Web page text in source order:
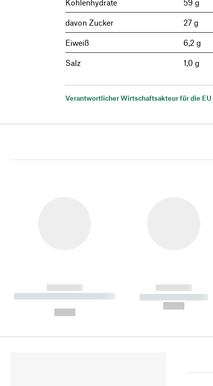
Kohlenhydrate 59 g
davon Zucker 27 g
Eiweiß 6,2 g
Salz 1,0 g
Verantwortlicher Wirtschaftsakteur für die EU
------------
----------- ----------- ----------
------------
----------- -----------